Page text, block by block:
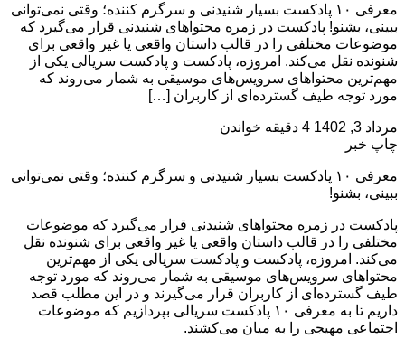
معرفی ۱۰ پادکست بسیار شنیدنی و سرگرم کننده؛ وقتی نمی‌توانی
ببینی، بشنو!‌ پادکست در زمره محتواهای شنیدنی قرار می‌گیرد که
موضوعات مختلفی را در قالب داستان واقعی یا غیر واقعی برای
شنونده نقل می‌کند. امروزه، پادکست و پادکست سریالی یکی از
مهم‌ترین محتواهای سرویس‌های موسیقی به شمار می‌روند که
مورد توجه طیف گسترده‌ای از کاربران […]
مرداد 3, 1402
4 دقیقه خواندن
چاپ خبر
معرفی ۱۰ پادکست بسیار شنیدنی و سرگرم کننده؛ وقتی نمی‌توانی
ببینی، بشنو!‌
پادکست در زمره محتواهای شنیدنی قرار می‌گیرد که موضوعات
مختلفی را در قالب داستان واقعی یا غیر واقعی برای شنونده نقل
می‌کند. امروزه، پادکست و پادکست سریالی یکی از مهم‌ترین
محتواهای سرویس‌های موسیقی به شمار می‌روند که مورد توجه
طیف گسترده‌ای از کاربران قرار می‌گیرند و در این مطلب قصد
داریم تا به معرفی ۱۰ پادکست سریالی بپردازیم که موضوعات
اجتماعی مهیجی را به میان می‌کشند.